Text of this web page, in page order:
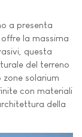
a presenta
la massima
questa
del terreno
solarium
con materiali
della